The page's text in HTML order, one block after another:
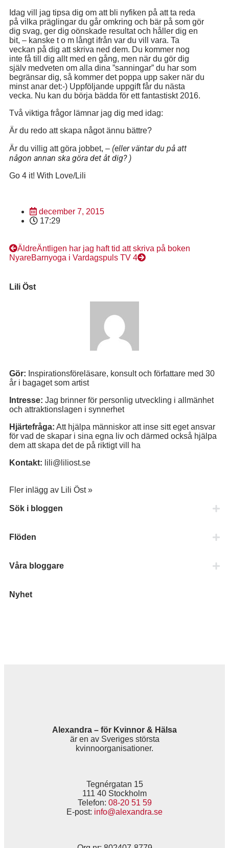
Idag vill jag tipsa dig om att bli nyfiken på att ta reda
på vilka präglingar du går omkring och bär på som gör
dig svag, ger dig oönskade resultat och håller dig en
bit, – kanske t o m långt ifrån var du vill vara. Ta
veckan på dig att skriva ned dem. Du kommer nog
inte få till dig allt med en gång, men när du gör dig
själv medveten om alla dina ”sanningar” du har som
begränsar dig, så kommer det poppa upp saker när du
minst anar det:-) Uppföljande uppgift får du nästa
vecka. Nu kan du börja bädda för ett fantastiskt 2016.
Två viktiga frågor lämnar jag dig med idag:
Är du redo att skapa något ännu bättre?
Är du villig att göra jobbet, – (eller väntar du på att
någon annan ska göra det åt dig? )
Go 4 it! With Love/Lili
december 7, 2015
17:29
ÄldreÄntligen har jag haft tid att skriva på boken
NyareBarnyoga i Vardagspuls TV 4
Lili Öst
Gör: Inspirationsföreläsare, konsult och författare med 30
år i bagaget som artist
Intresse: Jag brinner för personlig utveckling i allmänhet
och attraktionslagen i synnerhet
Hjärtefråga: Att hjälpa människor att inse sitt eget ansvar
för vad de skapar i sina egna liv och därmed också hjälpa
dem att skapa det de på riktigt vill ha
Kontakt: lili@liliost.se
Fler inlägg av Lili Öst »
Sök i bloggen
Flöden
Våra bloggare
Nyhet
Alexandra – för Kvinnor & Hälsa
är en av Sveriges största
kvinnoorganisationer.
Tegnérgatan 15
111 40 Stockholm
Telefon: 08-20 51 59
E-post: info@alexandra.se